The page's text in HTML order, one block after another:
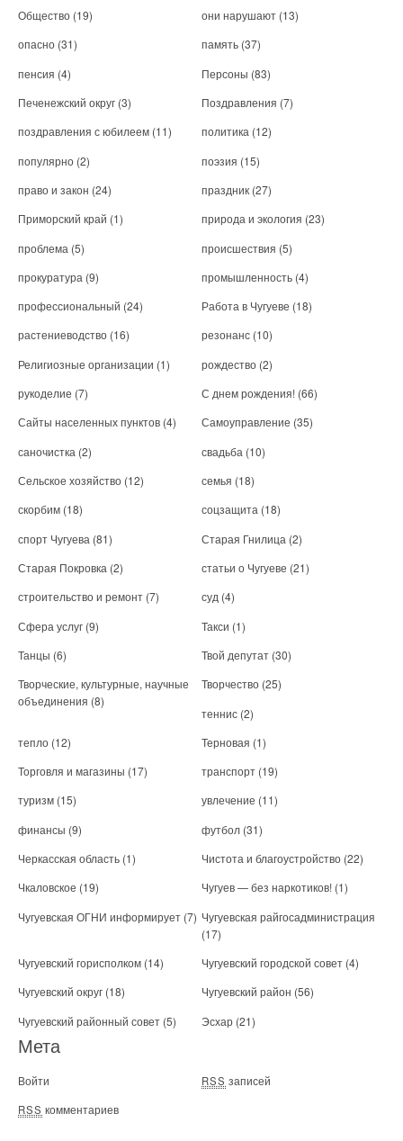
Общество (19) они нарушают (13)
опасно (31) память (37)
пенсия (4) Персоны (83)
Печенежский округ (3) Поздравления (7)
поздравления с юбилеем (11) политика (12)
популярно (2) поэзия (15)
право и закон (24) праздник (27)
Приморский край (1) природа и экология (23)
проблема (5) происшествия (5)
прокуратура (9) промышленность (4)
профессиональный (24) Работа в Чугуеве (18)
растениеводство (16) резонанс (10)
Религиозные организации (1) рождество (2)
рукоделие (7) С днем рождения! (66)
Сайты населенных пунктов (4) Самоуправление (35)
саночистка (2) свадьба (10)
Сельское хозяйство (12) семья (18)
скорбим (18) соцзащита (18)
спорт Чугуева (81) Старая Гнилица (2)
Старая Покровка (2) статьи о Чугуеве (21)
строительство и ремонт (7) суд (4)
Сфера услуг (9) Такси (1)
Танцы (6) Твой депутат (30)
Творческие, культурные, научные
объединения (8)
Творчество (25)
теннис (2)
тепло (12) Терновая (1)
Торговля и магазины (17) транспорт (19)
туризм (15) увлечение (11)
финансы (9) футбол (31)
Черкасская область (1) Чистота и благоустройство (22)
Чкаловское (19) Чугуев — без наркотиков! (1)
Чугуевская ОГНИ информирует (7) Чугуевская райгосадминистрация
(17)
Чугуевский горисполком (14) Чугуевский городской совет (4)
Чугуевский округ (18) Чугуевский район (56)
Чугуевский районный совет (5) Эсхар (21)
Мета
Войти RSS записей
RSS комментариев